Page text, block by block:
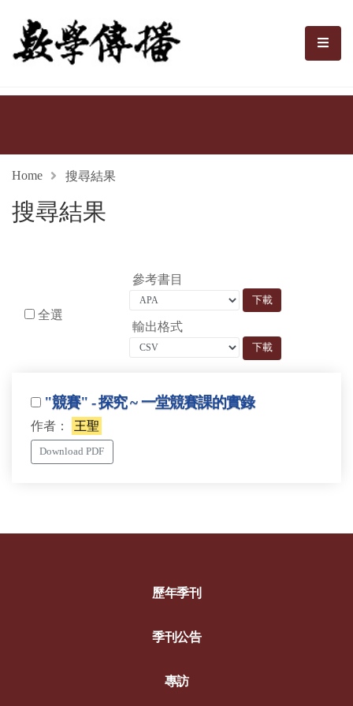
數學傳播 選
Home 搜尋結果
搜尋結果
全選
參考書目
輸出格式
"競賽" - 探究 ~ 一堂競賽課的實錄
作者： 王聖
Download PDF
歷年季刊
季刊公告
專訪